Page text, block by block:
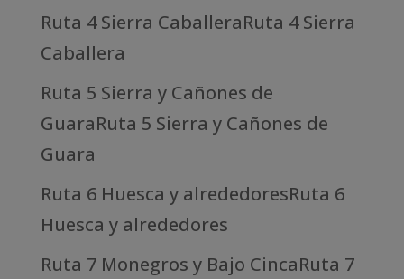
Ruta 4 Sierra CaballeraRuta 4 Sierra
Caballera
Ruta 5 Sierra y Cañones de
GuaraRuta 5 Sierra y Cañones de
Guara
Ruta 6 Huesca y alrededoresRuta 6
Huesca y alrededores
Ruta 7 Monegros y Bajo CincaRuta 7